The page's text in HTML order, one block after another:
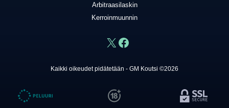
Arbitraasilaskin
Kerroinmuunnin
X Facebook
Kaikki oikeudet pidätetään - GM Koutsi ©2026